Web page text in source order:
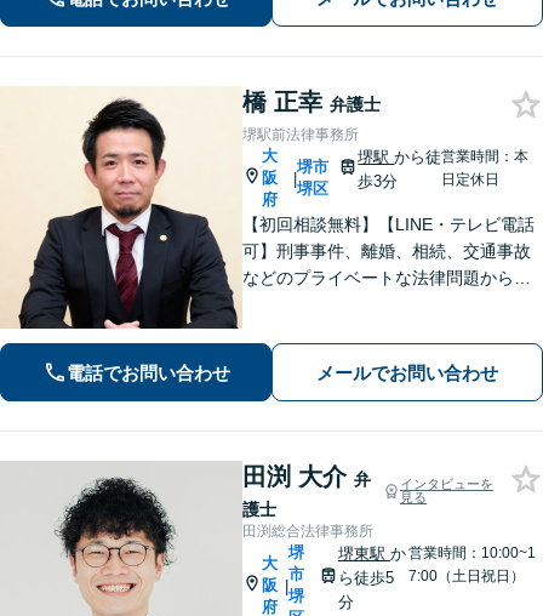
ください。分野によっては、初回30分
間の無料相談を実施しております。
橋 正幸 弁護士
堺駅前法律事務所
大
阪
府
|
堺市
堺区
堺駅から徒
歩3分
営業時間：本
日定休日
【初回相談無料】【LINE・テレビ電話
可】刑事事件、離婚、相続、交通事故
などのプライベートな法律問題から、
広く対応。トラブル解決のための身近
な相談相手として、お気軽にご連絡く
電話でお問い合わせ メールでお問い合わせ
田渕 大介 弁
護士
インタビューを
見る
田渕総合法律事務所
大
阪
府
|
堺
市
堺
堺東駅 か
ら徒歩5
分
営業時間：10:00~1
7:00（土日祝日）